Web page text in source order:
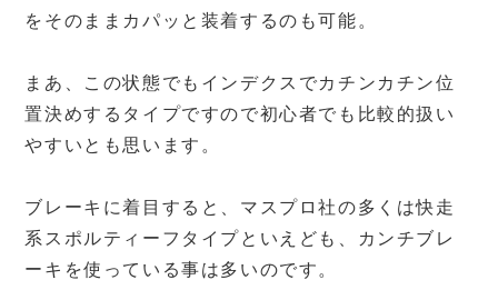
をそのままカパッと装着するのも可能。
まあ、この状態でもインデクスでカチンカチン位
置決めするタイプですので初心者でも比較的扱い
やすいとも思います。
ブレーキに着目すると、マスプロ社の多くは快走
系スポルティーフタイプといえども、カンチブレ
ーキを使っている事は多いのです。